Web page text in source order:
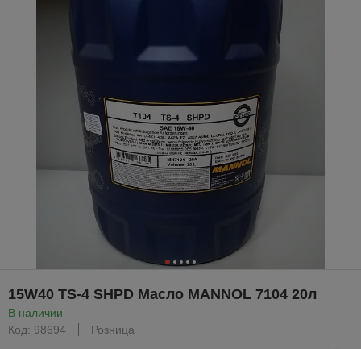
15W40 TS-4 SHPD Масло MANNOL 7104 20л
В наличии
Код: 98694
Розница